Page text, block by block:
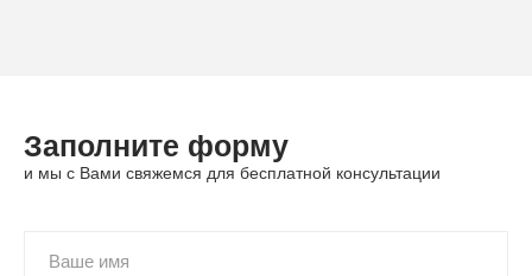
Заполните форму
и мы с Вами свяжемся для бесплатной консультации